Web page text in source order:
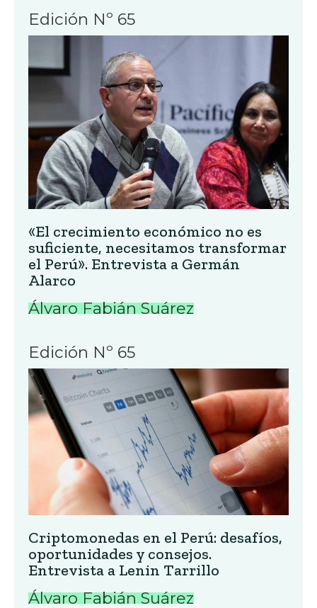
Edición Nº 65
«El crecimiento económico no es
suficiente, necesitamos transformar
el Perú». Entrevista a Germán
Alarco
Álvaro Fabián Suárez
Edición Nº 65
Criptomonedas en el Perú: desafíos,
oportunidades y consejos.
Entrevista a Lenin Tarrillo
Álvaro Fabián Suárez